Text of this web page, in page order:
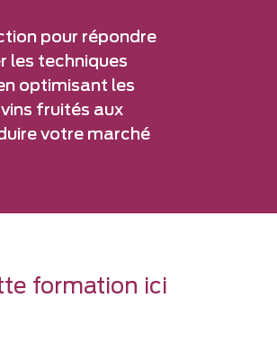
pour répondre
les techniques
optimisant les
fruités aux
votre marché
formation ici